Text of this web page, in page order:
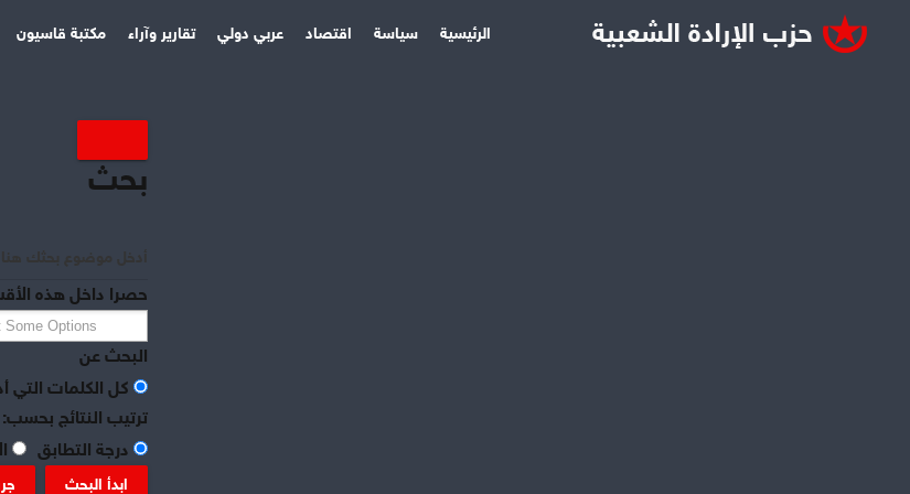
الرئيسية سياسة اقتصاد عربي دولي تقارير وآراء مكتبة قاسيون
بحث
حصرا داخل هذه
البحث عن
كل الكلمات التي
ترتيب النتائج بحسب:
درجة التطابق
ابدأ البحث